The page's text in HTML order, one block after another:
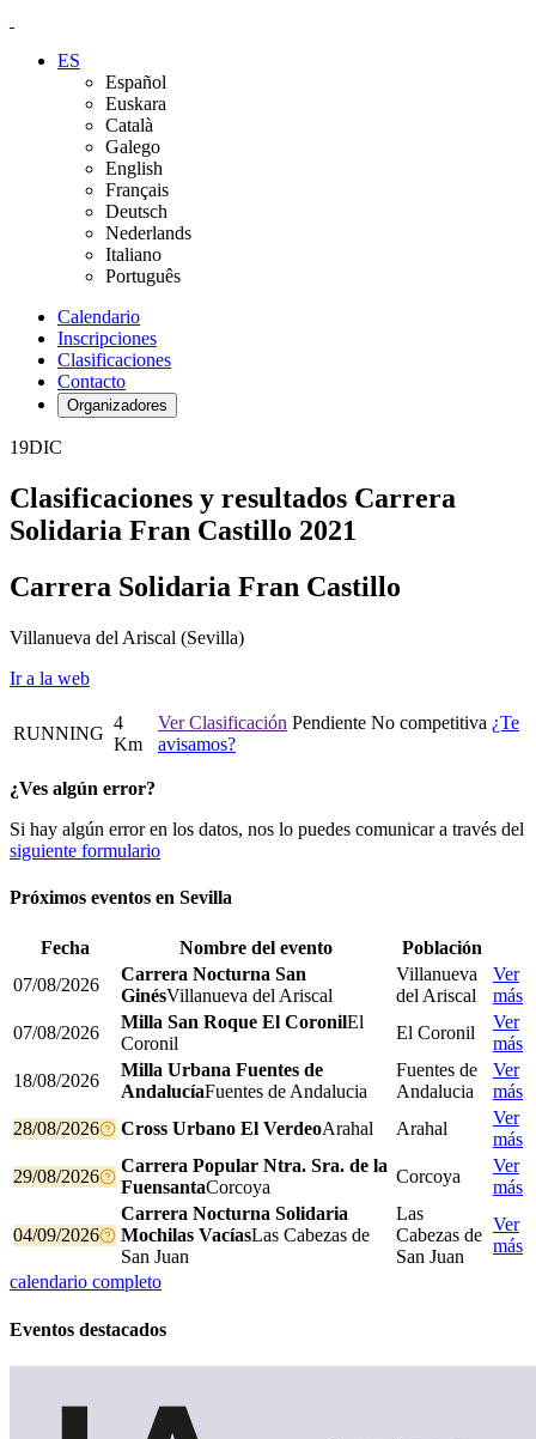
ES
Español
Euskara
Català
Galego
English
Français
Deutsch
Nederlands
Italiano
Português
Calendario
Inscripciones
Clasificaciones
Contacto
Organizadores
19DIC
Clasificaciones y resultados Carrera
Solidaria Fran Castillo 2021
Carrera Solidaria Fran Castillo
Villanueva del Ariscal (Sevilla)
Ir a la web
RUNNING
4
Km
Ver Clasificación Pendiente No competitiva ¿Te
avisamos?
¿Ves algún error?
Si hay algún error en los datos, nos lo puedes comunicar a través del
siguiente formulario
Próximos eventos en Sevilla
Fecha Nombre del evento
Población
07/08/2026
Carrera Nocturna San
GinésVillanueva del Ariscal
Villanueva
del Ariscal
Ver
más
07/08/2026
Milla San Roque El CoronilEl
Coronil
El Coronil
Ver
más
18/08/2026
Milla Urbana Fuentes de
AndalucíaFuentes de Andalucia
Fuentes de
Andalucia
Ver
más
28/08/2026
Cross Urbano El VerdeoArahal Arahal
Ver
más
29/08/2026
Carrera Popular Ntra. Sra. de la
FuensantaCorcoya
Corcoya
Ver
más
04/09/2026
Carrera Nocturna Solidaria
Mochilas VacíasLas Cabezas de
San Juan
Las
Cabezas de
San Juan
Ver
más
calendario completo
Eventos destacados